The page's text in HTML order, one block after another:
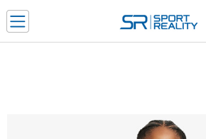
& COLLECT Платете со картичка online и
ДОЗНАЈ ПОВЕЌЕ